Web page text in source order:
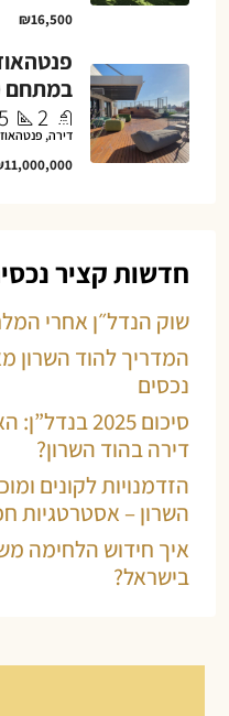
₪16,500
במתחם 1200, רחוב עזר ויצמן
2
דירה, פנטהאוז
חדשות קציר
שוק הנדל״ן אחרי
המדריך להוד השרון
נכסים
סיכום 2025
דירה בהוד השרון?
הזדמנויות לקונים
השרון – אסטרטגיות
איך חידוש הלחימה
בישראל?